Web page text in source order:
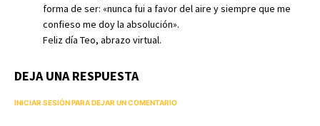
forma de ser: «nunca fui a favor del aire y siempre que me
confieso me doy la absolución».
Feliz día Teo, abrazo virtual.
DEJA UNA RESPUESTA
INICIAR SESIÓN PARA DEJAR UN COMENTARIO